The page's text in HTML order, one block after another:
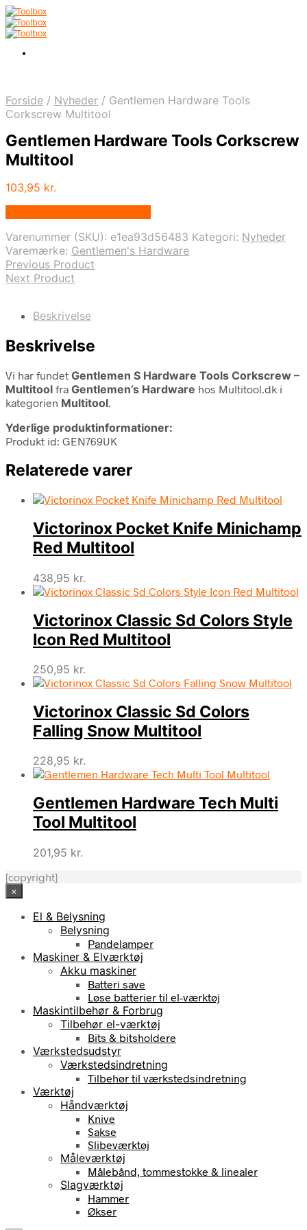
Forside / Nyheder / Gentlemen Hardware Tools
Corkscrew Multitool
Gentlemen Hardware Tools Corkscrew
Multitool
103,95 kr.
Varenummer (SKU): e1ea93d56483 Kategori: Nyheder
Varemærke: Gentlemen's Hardware
Previous Product
Next Product
Beskrivelse
Beskrivelse
Vi har fundet Gentlemen S Hardware Tools Corkscrew –
Multitool fra Gentlemen’s Hardware hos Multitool.dk i
kategorien Multitool.
Yderlige produktinformationer:
Produkt id: GEN769UK
Relaterede varer
Victorinox Pocket Knife Minichamp
Red Multitool
438,95 kr.
Victorinox Classic Sd Colors Style
Icon Red Multitool
250,95 kr.
Victorinox Classic Sd Colors
Falling Snow Multitool
228,95 kr.
Gentlemen Hardware Tech Multi
Tool Multitool
201,95 kr.
[copyright]
×
El & Belysning
Belysning
Pandelamper
Maskiner & Elværktøj
Akku maskiner
Batteri save
Løse batterier til el-værktøj
Maskintilbehør & Forbrug
Tilbehør el-værktøj
Bits & bitsholdere
Værkstedsudstyr
Værkstedsindretning
Tilbehør til værkstedsindretning
Værktøj
Håndværktøj
Knive
Sakse
Slibeværktøj
Måleværktøj
Målebånd, tommestokke & linealer
Slagværktøj
Hammer
Økser